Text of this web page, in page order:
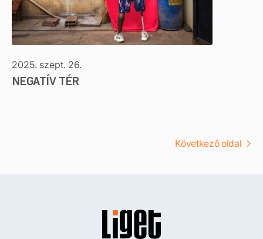
2025. szept. 26.
NEGATÍV TÉR
Következő oldal